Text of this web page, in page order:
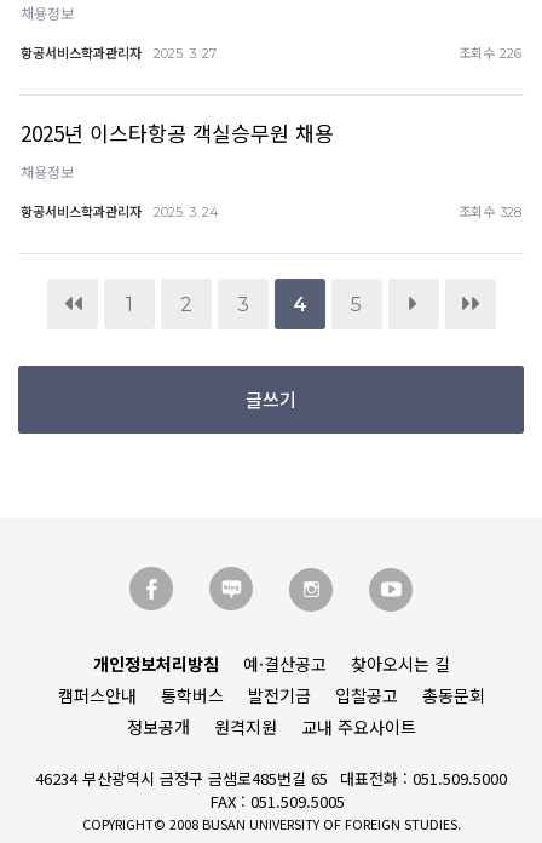
채용정보
항공서비스학과관리자 2025. 3. 27 조회수 226
2025년 이스타항공 객실승무원 채용
채용정보
항공서비스학과관리자 2025. 3. 24 조회수 328
1 2 3 4 5
글쓰기
개인정보처리방침 예·결산공고
찾아오시는 길
캠퍼스안내
통학버스 발전기금 입찰공고
총동문회
정보공개
원격지원 교내 주요사이트
46234 부산광역시 금정구 금샘로485번길 65
대표전화 : 051.509.5000
FAX : 051.509.5005
COPYRIGHT© 2008 BUSAN UNIVERSITY OF FOREIGN STUDIES.